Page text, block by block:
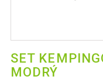
SET
MODRÝ